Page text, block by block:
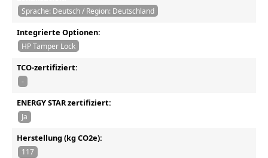
Sprache: Deutsch / Region: Deutschland
Integrierte Optionen:
HP Tamper Lock
TCO-zertifiziert:
-
ENERGY STAR zertifiziert:
Ja
Herstellung (kg CO2e):
117